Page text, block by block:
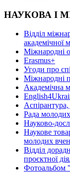
НАУКОВА І
Відділ
академічної
Міжнародні
Erasmus+
Угоди про
Міжнародні
Академічна
Рада
Науково-
Наукове
молодих
Відділ
проєктної
Фотоальбом